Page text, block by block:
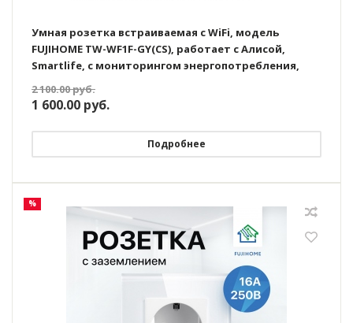
Умная розетка встраиваемая с WiFi, модель
FUJIHOME TW-WF1F-GY(CS), работает с Алисой,
Smartlife, с мониторингом энергопотребления,
таймером, цвет серый
2 100.00руб.
1 600.00 руб.
Подробнее
%